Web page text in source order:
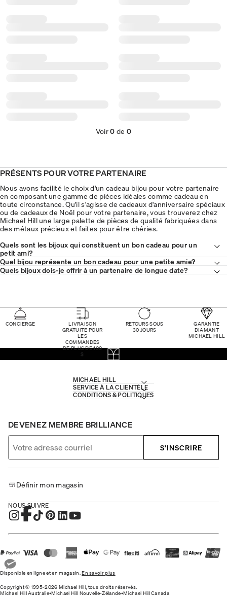
Voir0 de 0
PRÉSENTS POUR VOTRE PARTENAIRE
Nous avons facilité le choix d'un cadeau bijou pour votre partenaire
en composant une gamme de pièces idéales comme cadeau en
toute circonstance. Qu'il s'agisse de cadeaux d'anniversaire spéciaux
ou de cadeaux de Noël pour votre partenaire, vous trouverez chez
Michael Hill une large palette de pièces de qualité fabriquées dans
des métaux précieux et faites pour être chéries.
Quels sont les bijoux qui constituent un bon cadeau pour un
petit ami?
Quel bijou représente un bon cadeau pour une petite amie?
Quels bijoux dois-je offrir à un partenaire de longue date?
CONCIERGE
LIVRAISON
GRATUITE POUR
LES
COMMANDES
DE PLUS DE 100
$
RETOURS SOUS
30 JOURS
GARANTIE
DIAMANT
MICHAEL HILL
MICHAEL HILL
SERVICE À LA CLIENTÈLE
CONDITIONS & POLITIQUES
DEVENEZ MEMBRE BRILLIANCE
S'INSCRIRE
Définir mon magasin
NOUS SUIVRE
Disponible en ligne et en magasin.En savoir plus
Copyright © 1995-2026 Michael Hill, tous droits réservés.
Michael Hill Australie•Michael Hill Nouvelle-Zélande•Michael Hill Canada